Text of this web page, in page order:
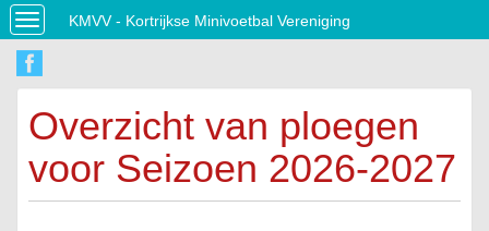
Toggle
navigation
KMVV - Kortrijkse Minivoetbal Vereniging
Overzicht van ploegen
voor Seizoen 2026-2027